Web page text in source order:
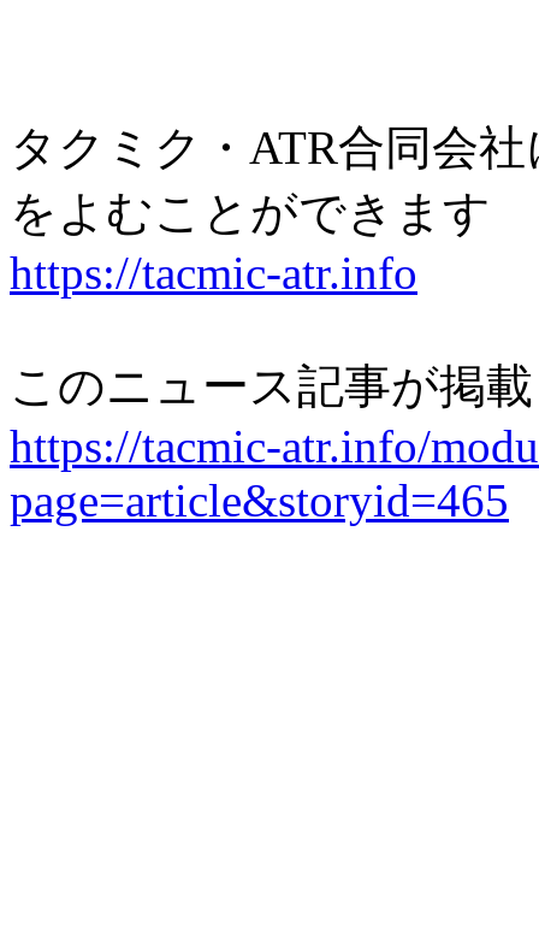
タクミク・ATR合同会
をよむことができます
https://tacmic-atr.info
このニュース記事が掲
https://tacmic-atr.info/
page=article&storyid=465